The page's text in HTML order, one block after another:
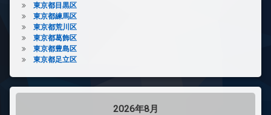
東京都目黒区
東京都練馬区
東京都荒川区
東京都葛飾区
東京都豊島区
東京都足立区
2026年8月